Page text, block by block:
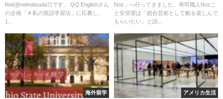
Rei(@reimatsuda7)です。 QQ Englishさん
の企画「＃私の英語学習法」に応募し、
1...
Noz」へ行ってきました。寿司職人Nozこ
と安倍望は「総合芸術として鮨を楽しんで
もらいたい」と語...
海外留学 アメリカ生活